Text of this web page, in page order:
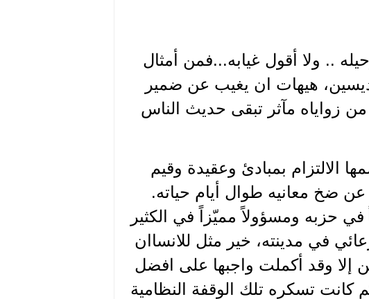
.. ولا أقول غيابه...فمن أمثال
هيهات ان يغيب عن ضمير
زواياه مآثر تبقى حديث الناس
الالتزام بمبادئ وعقيدة وقيم
ضخ معانيه طوال أيام حياته.
حزبه ومسؤولاً مميّزاً في الكثير
في مدينته، خير مثل للانساان
إلا وقد أكملت واجبها على افضل
تسكره تلك الوقفة النظامية